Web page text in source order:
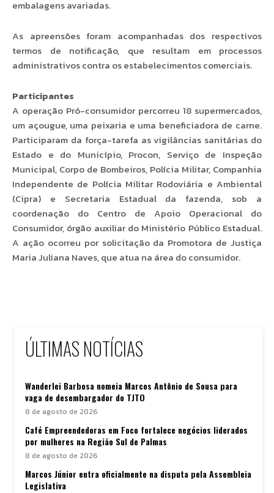
embalagens avariadas.
As apreensões foram acompanhadas dos respectivos
termos de notificação, que resultam em processos
administrativos contra os estabelecimentos comerciais.
Participantes
A operação Pró-consumidor percorreu 18 supermercados,
um açougue, uma peixaria e uma beneficiadora de carne.
Participaram da força-tarefa as vigilâncias sanitárias do
Estado e do Município, Procon, Serviço de Inspeção
Municipal, Corpo de Bombeiros, Polícia Militar, Companhia
Independente de Polícia Militar Rodoviária e Ambiental
(Cipra) e Secretaria Estadual da fazenda, sob a
coordenação do Centro de Apoio Operacional do
Consumidor, órgão auxiliar do Ministério Público Estadual.
A ação ocorreu por solicitação da Promotora de Justiça
Maria Juliana Naves, que atua na área do consumidor.
ÚLTIMAS NOTÍCIAS
Wanderlei Barbosa nomeia Marcos Antônio de Sousa para
vaga de desembargador do TJTO
8 de agosto de 2026
Café Empreendedoras em Foco fortalece negócios liderados
por mulheres na Região Sul de Palmas
8 de agosto de 2026
Marcos Júnior entra oficialmente na disputa pela Assembleia
Legislativa